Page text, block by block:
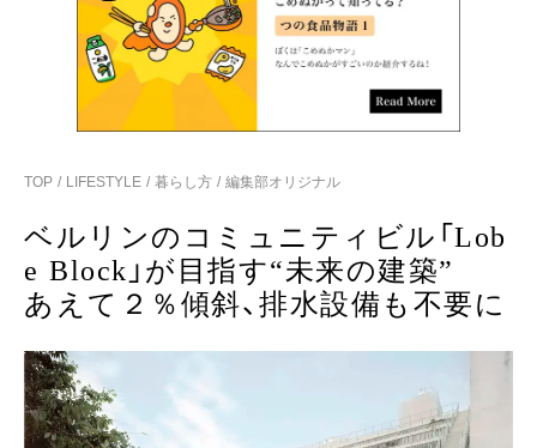
TOP LIFESTYLE 暮らし方 編集部オリジナル
ベルリンのコミュニティビル「Lob
e Block」が目指す“未来の建築”
あえて２％傾斜、排水設備も不要に